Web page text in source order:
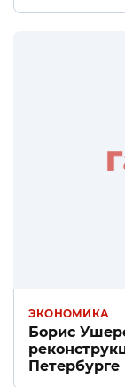
ЭКОНОМИКА
Борис
Петербурге